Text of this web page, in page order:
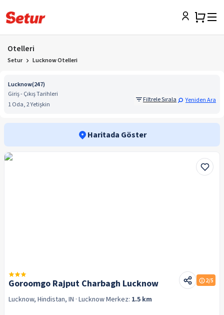
Otelleri
Setur Lucknow Otelleri
Lucknow(247)
Giriş - Çıkış Tarihleri
1 Oda, 2 Yetişkin
Filtrele Sırala Yeniden Ara
Haritada Göster
Goroomgo Rajput Charbagh Lucknow 2/5
Lucknow, Hindistan, IN · LucknowMerkez: 1.5 km